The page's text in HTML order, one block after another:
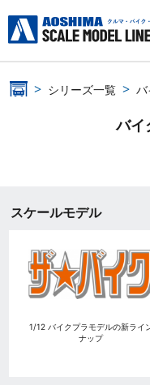
シリーズ一覧 バ
バイ
スケールモデル
1/12 バイクプラモデルの新ライ
ナップ